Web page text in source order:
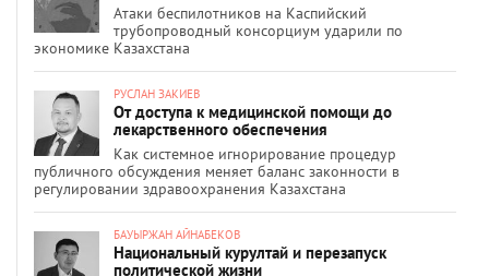
Атаки беспилотников на Каспийский
трубопроводный консорциум ударили по
экономике Казахстана
РУСЛАН ЗАКИЕВ
От доступа к медицинской помощи до
лекарственного обеспечения
Как системное игнорирование процедур
публичного обсуждения меняет баланс законности в
регулировании здравоохранения Казахстана
БАУЫРЖАН АЙНАБЕКОВ
Национальный курултай и перезапуск
политической жизни